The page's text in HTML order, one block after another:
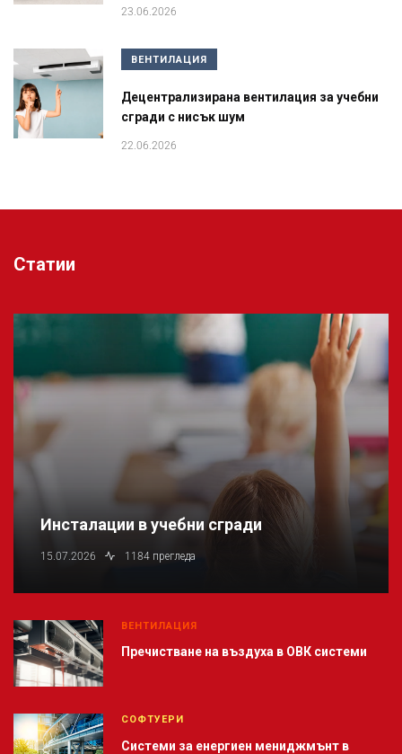
23.06.2026
ВЕНТИЛАЦИЯ
Децентрализирана вентилация за учебни
сгради с нисък шум
22.06.2026
Статии
Инсталации в учебни сгради
15.07.2026 1184 прегледа
ВЕНТИЛАЦИЯ
Пречистване на въздуха в ОВК системи
СОФТУЕРИ
Системи за енергиен мениджмънт в